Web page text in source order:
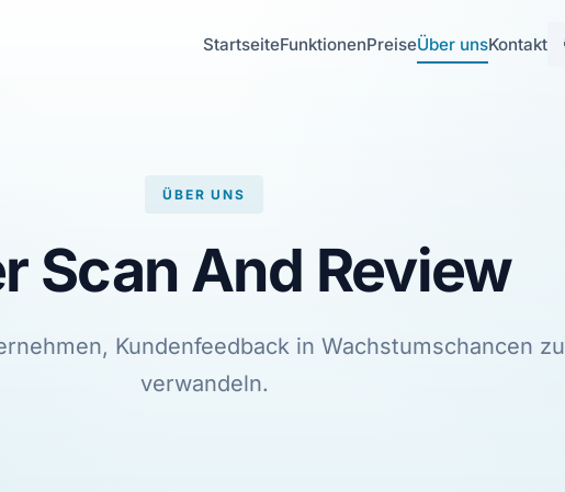
StartseiteFunktionenPreiseÜber unsKontakt
ÜBER UNS
Scan And Review
Kundenfeedback in Wachstumschancen zu
verwandeln.